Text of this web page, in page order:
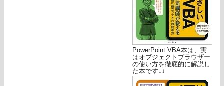
PowerPoint VBA本は、実
はオブジェクトブラウザー
の使い方を徹底的に解説し
た本です↓↓